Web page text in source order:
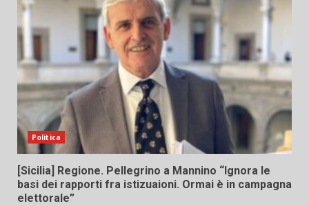
Politica
[Sicilia] Regione. Pellegrino a Mannino “Ignora le
basi dei rapporti fra istizuaioni. Ormai è in campagna
elettorale”